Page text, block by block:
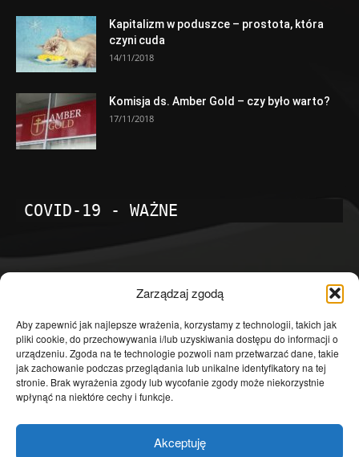
Zarządzaj zgodą
Aby zapewnić jak najlepsze wrażenia, korzystamy z technologii, takich jak
pliki cookie, do przechowywania i/lub uzyskiwania dostępu do informacji o
urządzeniu. Zgoda na te technologie pozwoli nam przetwarzać dane, takie
jak zachowanie podczas przeglądania lub unikalne identyfikatory na tej
stronie. Brak wyrażenia zgody lub wycofanie zgody może niekorzystnie
wpłynąć na niektóre cechy i funkcje.
Akceptuję
Kapitalizm w poduszce – prostota, która
czyni cuda
14/11/2018
Komisja ds. Amber Gold – czy było warto?
17/11/2018
COVID-19 - WAŻNE
Temat dnia
4601
Publicystyka
4363
Polityka
3639
Polska
Społeczeństwo
2823